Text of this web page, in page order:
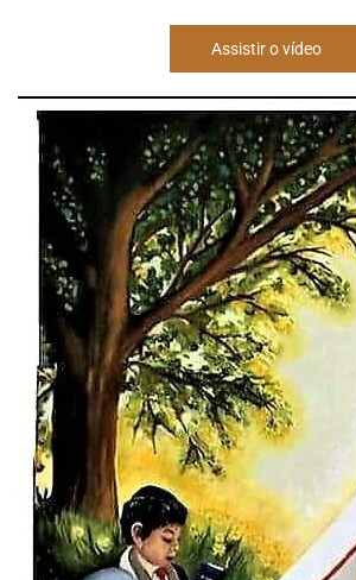
Assistir o vídeo